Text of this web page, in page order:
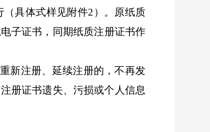
（具体式样见附件2） 。原纸质
电子证书，同期纸质注册证书作
新注册、延续注册的，不再发
册证书遗失、污损或个人信息